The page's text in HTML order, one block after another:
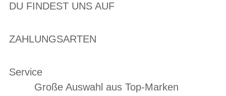
DU FINDEST UNS AUF
ZAHLUNGSARTEN
Service
Große Auswahl aus Top-Marken